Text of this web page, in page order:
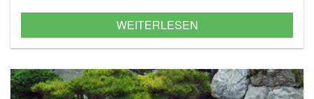
den unzähligen äußeren Eindrücken abzuschalten
und diese zu verarbeiten. Hier sollten sie die
Gelegenheit haben zu träumen und ihre Phantasie zu
entfalten. Andererseits sollten sie hier auch
konzentriert lernen können.
WEITERLESEN